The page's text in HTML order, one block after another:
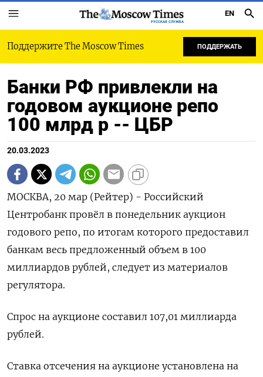
РУССКАЯ СЛУЖБА
EN
Поддержите The Moscow Times ПОДДЕРЖАТЬ
Банки РФ привлекли на
годовом аукционе репо
100 млрд р -- ЦБР
20.03.2023
МОСКВА, 20 мар (Рейтер) - Российский
Центробанк провёл в понедельник аукцион
годового репо, по итогам которого предоставил
банкам весь предложенный объем в 100
миллиардов рублей, следует из материалов
регулятора.
Спрос на аукционе составил 107,01 миллиарда
рублей.
Ставка отсечения на аукционе установлена на